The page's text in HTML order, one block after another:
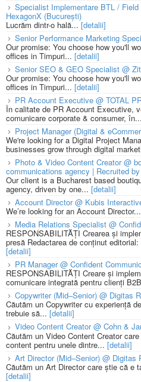
Specialist Implementare BTL /
HexagonX (București)
Lucrăm dintr-o hală...[detalii]
Senior Performance Marketing
Our promise: You choose how you'll
offices in Timpuri... [detalii]
Senior SEO & GEO Specialist @
Our promise: You choose how you'll
offices in Timpuri... [detalii]
PR Account Executive @ TOTAL
În calitate de PR Account Executive,
comunicare corporate & consumer, în...
Project Manager (Digital &
We're looking for a Digital Project
businesses grow through digital
Photo & Video Content Creator @
communications agency | Recruited
Our client is a Bucharest based
agency, driven by one... [detalii]
Account Director @ Kubis
We’re looking for an Account Director...
Media Relations Specialist @
RESPONSABILITĂȚI Crearea și
presă Redactarea de conținut
[detalii]
PR Manager @ Confident
RESPONSABILITĂȚI Creare și
comunicare integrată pentru clienți
Copywriter (Mid–Senior) @ Digitas
Căutăm un Copywriter cu experiență
trebuie să... [detalii]
Video Content Creator @ Cohn &
Căutăm un Video Content Creator
content pentru unele dintre... [detalii]
Art Director (Mid–Senior) @ Digitas
Căutăm un Art Director care știe că e
[detalii]